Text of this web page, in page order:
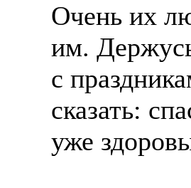
Очень их
им.
с
сказать:
уже